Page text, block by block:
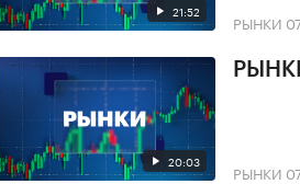
21:52 РЫНКИ
20:03 РЫНКИ